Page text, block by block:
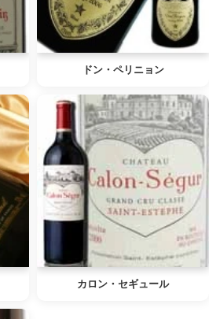
ドン・ペリニョン
カロン・セギュール